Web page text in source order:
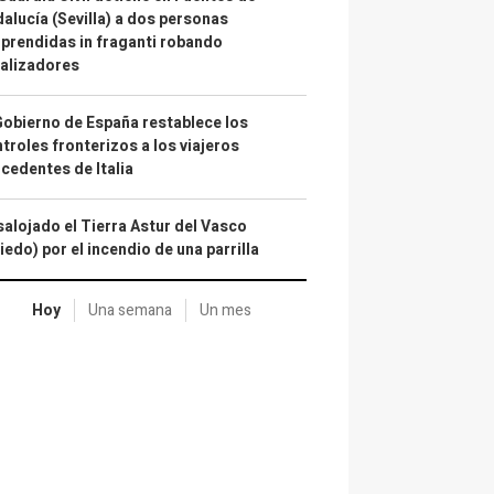
(Sevilla) a dos personas
in fraganti robando
de España restablece los
fronterizos a los viajeros
de Italia
el Tierra Astur del Vasco
por el incendio de una parrilla
Hoy Una semana Un mes